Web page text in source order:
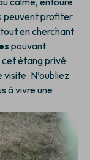
peuvent profiter
en cherchant
pouvant
étang privé
N’oubliez
à vivre une